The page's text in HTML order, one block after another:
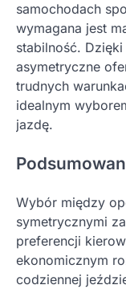
samochodach
wymagana jest
stabilność.
asymetryczne
trudnych
idealnym
jazdę.
Wybór między
symetrycznymi
preferencji
ekonomicznym
codziennej